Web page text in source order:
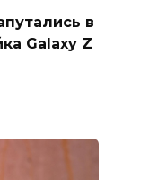
в
Galaxy Z